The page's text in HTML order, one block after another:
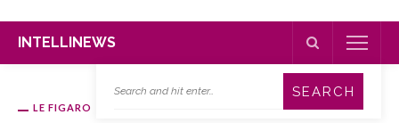
INTELLINEWS
LE FIGARO